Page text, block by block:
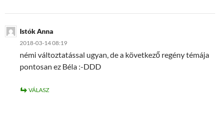
Istók Anna
2018-03-14 08:19
némi változtatással ugyan, de a következő regény témája
pontosan ez Béla :-DDD
VÁLASZ